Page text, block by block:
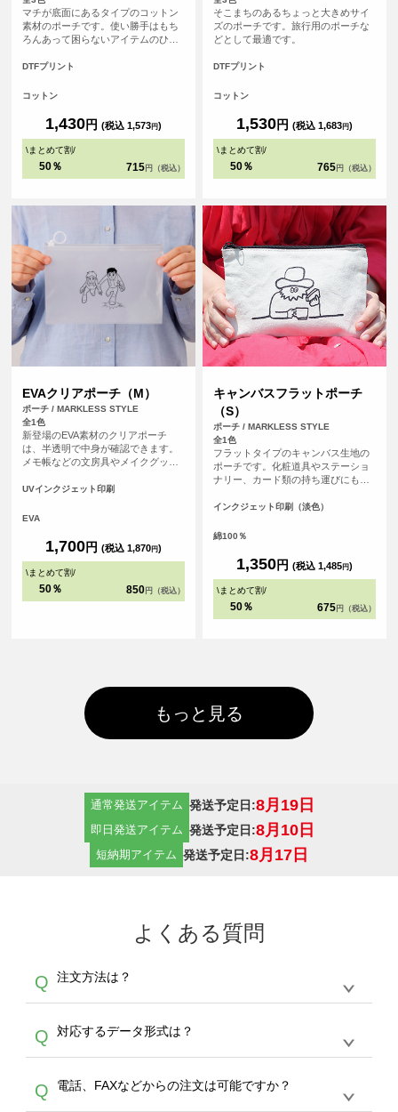
マチが底面にあるタイプのコットン
素材のポーチです。使い勝手はもち
ろんあって困らないアイテムのひと
DTFプリント
コットン
1,430円 (税込 1,573円)
\まとめて割/
50％ 715 円（税込）
そこまちのあるちょっと大きめサイ
ズのポーチです。旅行用のポーチな
どとして最適です。
DTFプリント
コットン
1,530円 (税込 1,683円)
\まとめて割/
50％ 765 円（税込）
EVAクリアポーチ（M）
ポーチ / MARKLESS STYLE
全1色
新登場のEVA素材のクリアポーチ
は、半透明で中身が確認できます。
メモ帳などの文房具やメイクグッ
利なサイズ感です。リング付きの引
アパレルブランドの包装や展示会の
活用できます。開閉する際はスライ
ダー部分を掴んで操作し、引き手部
分を強く引っ張らないように注意し
UVインクジェット印刷
EVA
1,700円 (税込 1,870円)
\まとめて割/
50％ 850 円（税込）
キャンバスフラットポーチ
（S）
ポーチ / MARKLESS STYLE
全1色
フラットタイプのキャンバス生地の
ポーチです。化粧道具やステーショ
ナリー、カード類の持ち運びにも便
になってかわいい。
インクジェット印刷（淡色）
綿100％
1,350円 (税込 1,485円)
\まとめて割/
50％ 675 円（税込）
もっと見る
通常発送アイテム 発送予定日:8月19日
即日発送アイテム 発送予定日:8月10日
短納期アイテム 発送予定日:8月17日
よくある質問
Q 注文方法は？
A
生産にて承っております。デザインツールから
デザインの作成から決済まで完了できます。
30枚以上やシルク印刷など、大口注文の場合
は、サポートが担当するエコバッグコンシェル
Q 対応するデータ形式は？
A
ドできるデータ形式は、JPG / PNG / AI / PSD /
Q 電話、FAXなどからの注文は可能ですか？